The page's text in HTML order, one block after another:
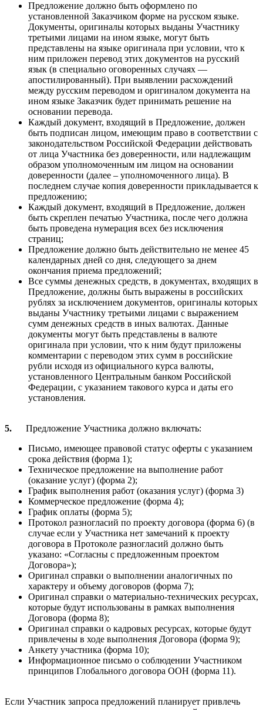
Предложение должно быть оформлено по
установленной Заказчиком форме на русском языке.
Документы, оригиналы которых выданы Участнику
третьими лицами на ином языке, могут быть
представлены на языке оригинала при условии, что к
ним приложен перевод этих документов на русский
язык (в специально оговоренных случаях —
апостилированный). При выявлении расхождений
между русским переводом и оригиналом документа на
ином языке Заказчик будет принимать решение на
основании перевода.
Каждый документ, входящий в Предложение, должен
быть подписан лицом, имеющим право в соответствии с
законодательством Российской Федерации действовать
от лица Участника без доверенности, или надлежащим
образом уполномоченным им лицом на основании
доверенности (далее – уполномоченного лица). В
последнем случае копия доверенности прикладывается к
предложению;
Каждый документ, входящий в Предложение, должен
быть скреплен печатью Участника, после чего должна
быть проведена нумерация всех без исключения
страниц;
Предложение должно быть действительно не менее 45
календарных дней со дня, следующего за днем
окончания приема предложений;
Все суммы денежных средств, в документах, входящих в
Предложение, должны быть выражены в российских
рублях за исключением документов, оригиналы которых
выданы Участнику третьими лицами с выражением
сумм денежных средств в иных валютах. Данные
документы могут быть представлены в валюте
оригинала при условии, что к ним будут приложены
комментарии с переводом этих сумм в российские
рубли исходя из официального курса валюты,
установленного Центральным банком Российской
Федерации, с указанием такового курса и даты его
установления.
5.
Предложение Участника должно включать:
Письмо, имеющее правовой статус оферты с указанием
срока действия (форма 1);
Техническое предложение на выполнение работ
(оказание услуг) (форма 2);
График выполнения работ (оказания услуг) (форма 3)
Коммерческое предложение (форма 4);
График оплаты (форма 5);
Протокол разногласий по проекту договора (форма 6) (в
случае если у Участника нет замечаний к проекту
договора в Протоколе разногласий должно быть
указано: «Согласны с предложенным проектом
Договора»);
Оригинал справки о выполнении аналогичных по
характеру и объему договоров (форма 7);
Оригинал справки о материально-технических ресурсах,
которые будут использованы в рамках выполнения
Договора (форма 8);
Оригинал справки о кадровых ресурсах, которые будут
привлечены в ходе выполнения Договора (форма 9);
Анкету участника (форма 10);
Информационное письмо о соблюдении Участником
принципов Глобального договора ООН (форма 11).
Если Участник запроса предложений планирует привлечь